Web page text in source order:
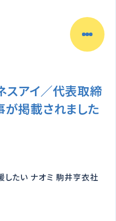
スアイ／代表取締
掲載されました
したい ナオミ 駒井亨衣社